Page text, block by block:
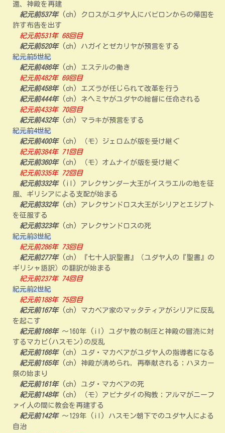
還、神殿を再建
紀元前537年 (ch) クロスがユダヤ人にバビロンからの帰国を
許す布告を出す
紀元前531年 68回目
紀元前520年 (ch) ハガイとゼカリヤが預言をする
紀元前5世紀
紀元前486年 (ch) エステルの働き
紀元前482年 69回目
紀元前458年 (ch) エズラが任じられて改革を行う
紀元前444年 (ch) ネヘミヤがユダヤの総督に任命される
紀元前433年 70回目
紀元前432年 (ch) マラキが預言をする
紀元前4世紀
紀元前400年 (ch) （モ）ジェロムが版を受け継ぐ
紀元前384年 71回目
紀元前360年 (ch) （モ）オムナイが版を受け継ぐ
紀元前335年 72回目
紀元前332年 (il) アレクサンダー大王がイスラエルの地を征
服、ギリシアによる支配が始まる
紀元前332年 (ch) アレクサンドロス大王がシリアとエジプト
を征服する
紀元前323年 (ch) アレクサンドロスの死
紀元前3世紀
紀元前286年 73回目
紀元前277年 (ch) 『七十人訳聖書』（ユダヤ人の『聖書』の
ギリシャ語訳）の翻訳が始まる
紀元前237年 74回目
紀元前2世紀
紀元前188年 75回目
紀元前167年 (ch) マカベア家のマッタティアがシリアに反乱
を起こす
紀元前166年 ～160年 (il) ユダヤ教の制圧と神殿の冒涜に対
するマカビ(ハスモン)の反乱
紀元前166年 (ch) ユダ・マカベアがユダヤ人の指導者になる
紀元前165年 (ch) 神殿が清められ，再奉献される；ハヌカー
祭の始まり
紀元前161年 (ch) ユダ・マカベアの死
紀元前148年 (ch) （モ）アビナダイの殉教；アルマがニーフ
ァイ人の間に教会を再建する
紀元前142年 ～129年 (il) ハスモン朝下でのユダヤ人による
自治